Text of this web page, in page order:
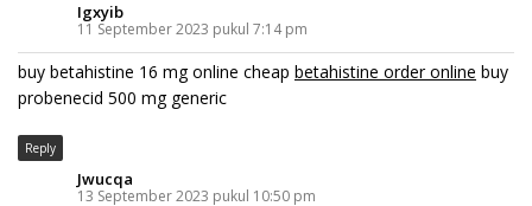
Igxyib
11 September 2023 pukul 7:14 pm
buy betahistine 16 mg online cheap betahistine order online buy
probenecid 500 mg generic
Reply
Jwucqa
13 September 2023 pukul 10:50 pm